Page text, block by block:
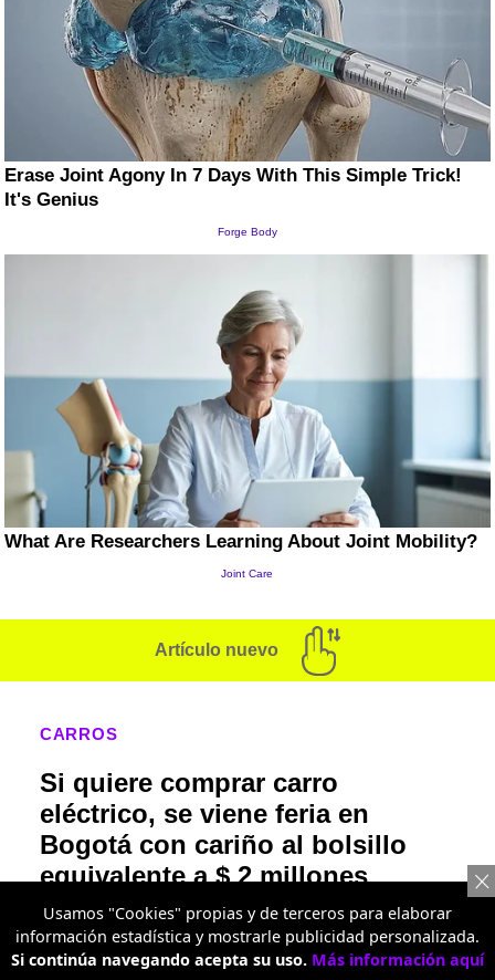
Artículo nuevo
CARROS
Si quiere comprar carro
eléctrico, se viene feria en
Bogotá con cariño al bolsillo
equivalente a $ 2 millones
Desde el próximo 20 hasta el 23 de agosto,
varias marcas exhibirán sus modelos en el
Centro Comercial Carrera; habrá beneficio
Usamos "Cookies" propias y de terceros para elaborar
información estadística y mostrarle publicidad personalizada.
Si continúa navegando acepta su uso. Más información aquí